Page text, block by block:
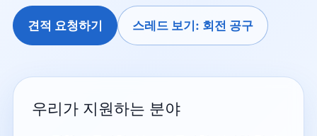
견적 요청하기 스레드 보기: 회전 공구
우리가 지원하는 분야